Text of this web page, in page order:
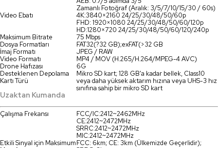
Zamanlı Fotoğraf (Aralık: 3/5/7/10/15/30 / 60s)
Video Ebatı
4K:3840×2160 24/25/30/48/50/60p
FHD: 1920×1080 24/25/30/48/50/60/120p
HD:1280×720 24/25/30/48/50/60/120/240p
Maksimum Bitrate
75 Mbps
Dosya Formatları
FAT32(?32 GB);exFAT(>32 GB
İmaj Formatı
JPEG / RAW
Video Formatı
MP4 / MOV (H.265/H.264/MPEG-4 AVC)
Drone Hafızası
6G
Desteklenen Depolama
Kartı Türü
Mikro SD kart; 128 GB'a kadar bellek, Class10
veya daha yüksek aktarım hızına veya UHS-3 hız
sınıfına sahip bir mikro SD kart
Uzaktan Kumanda
Çalışma Frekansı
FCC/IC:2412~2462MHz
CE:2412~2472MHz
SRRC:2412~2472MHz
MIC:2412~2472MHz
Etkili Sinyal için MaksimumFCC: 6km; CE: 3km (Ülkemizde Geçerlidir);